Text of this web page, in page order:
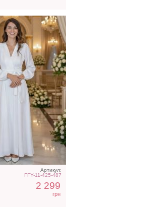
Артикул:
FFY-11-425-487
2 299
грн
длинное
с рукавами